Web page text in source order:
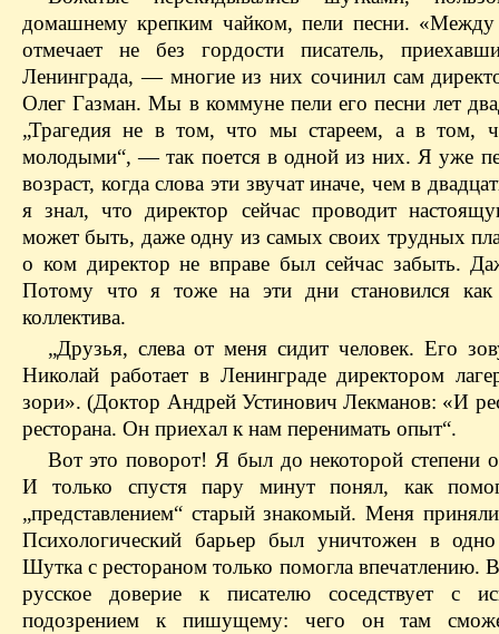
домашнему крепким чайком, пели песни.
отмечает не без гордости писатель,
Ленинграда, — многие из них сочинил сам
Олег Газман. Мы в коммуне пели его песни лет
„Трагедия не в том, что мы стареем, а в том,
молодыми“, — так поется в одной из них. Я уже
возраст, когда слова эти звучат иначе, чем в
я знал, что директор сейчас проводит
может быть, даже одну из самых своих трудных
о ком директор не вправе был сейчас забыть.
Потому что я тоже на эти дни становился
коллектива.
„Друзья, слева от меня сидит человек. Его
Николай работает в Ленинграде директором
зори». (Доктор Андрей Устинович Лекманов: «И
ресторана. Он приехал к нам перенимать опыт“.
Вот это поворот! Я был до некоторой степени
И только спустя пару минут понял, как
„представлением“ старый знакомый. Меня
Психологический барьер был уничтожен в
Шутка с рестораном только помогла впечатлению.
русское доверие к писателю соседствует с
подозрением к пишущему: чего он там